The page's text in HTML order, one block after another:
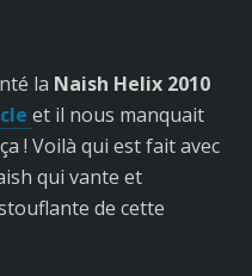
la Naish Helix 2010
et il nous manquait
! Voilà qui est fait avec
qui vante et
de cette